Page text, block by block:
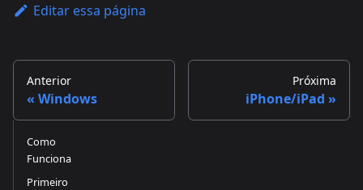
Editar essa página
Anterior
Windows
Próxima
iPhone/iPad
Como
Funciona
Primeiro